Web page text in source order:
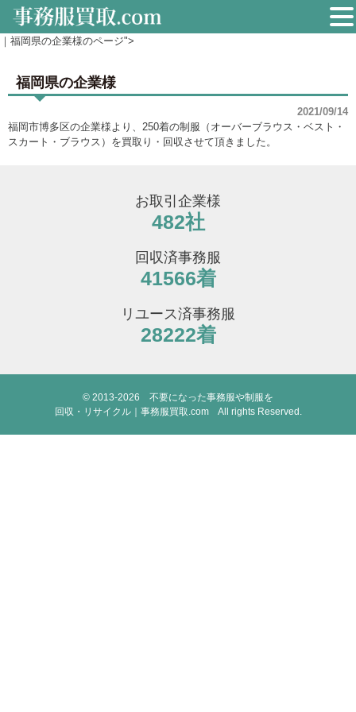
｜福岡県の企業様のページ">
福岡県の企業様
2021/09/14
福岡市博多区の企業様より、250着の制服（オーバーブラウス・ベスト・
スカート・ブラウス）を買取り・回収させて頂きました。
お取引企業様
482社
回収済事務服
41566着
リユース済事務服
28222着
© 2013-2026 不要になった事務服や制服を
回収・リサイクル｜事務服買取.comAll rights Reserved.